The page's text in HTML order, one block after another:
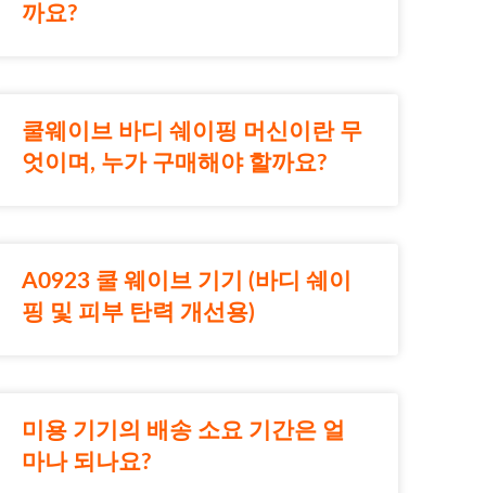
까요?
쿨웨이브 바디 쉐이핑 머신이란 무
엇이며, 누가 구매해야 할까요?
A0923 쿨 웨이브 기기 (바디 쉐이
핑 및 피부 탄력 개선용)
미용 기기의 배송 소요 기간은 얼
마나 되나요?